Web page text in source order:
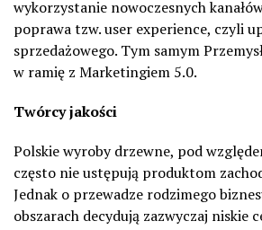
wykorzystanie nowoczesnych
poprawa tzw. user experience, czyli
sprzedażowego. Tym samym
w ramię z Marketingiem 5.0.
Twórcy jakości
Polskie wyroby drzewne, pod
często nie ustępują produktom
Jednak o przewadze rodzimego
obszarach decydują zazwyczaj niskie